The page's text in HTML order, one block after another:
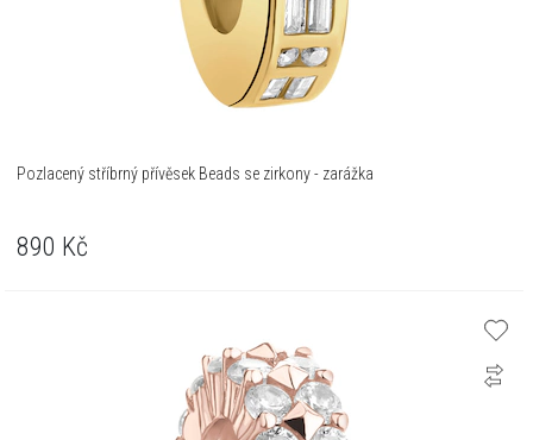
Pozlacený stříbrný přívěsek Beads se zirkony - zarážka
890 Kč